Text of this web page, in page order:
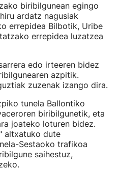
biribilgunean egingo
ardatz nagusiak
errepidea Bilbotik, Uribe
errepidea luzatzea
edo irteeren bidez
azpitik.
zuzenak izango dira.
tunela Ballontiko
biribilgunetik, eta
joateko loturen bidez.
altxatuko dute
Sestaoko trafikoa
saihestuz,